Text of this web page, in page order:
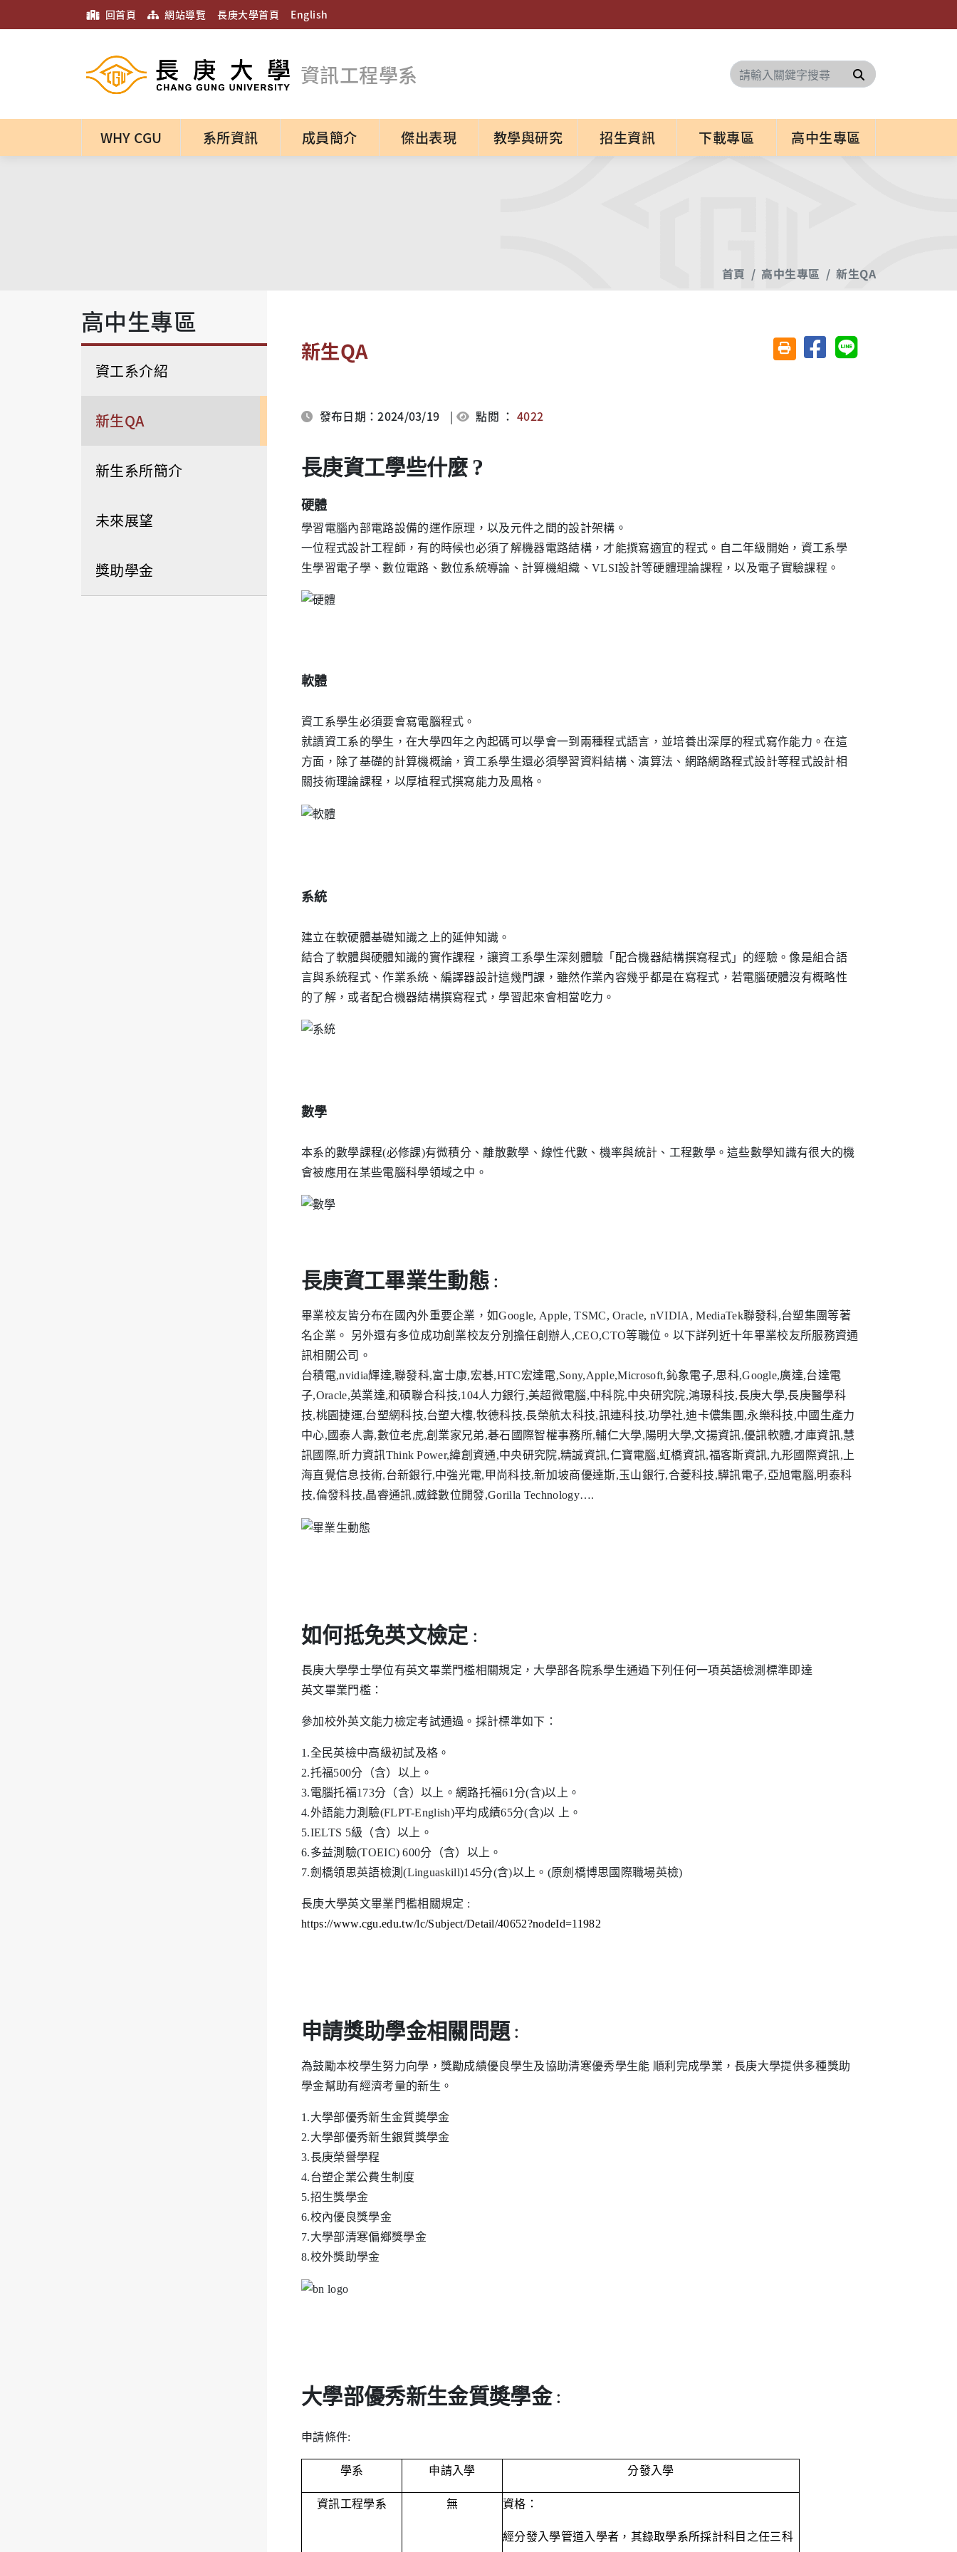
回首頁 網站導覽 長庚大學首頁 English
資訊工程學系 搜尋
WHY CGU 系所資訊 成員簡介 傑出表現 教學與研究 招生資訊 下載專區 高中生專區
首頁 高中生專區 新生QA
高中生專區
資工系介紹
新生QA
新生系所簡介
未來展望
獎助學金
新生QA 友善列印(另開視窗)
分享至臉書分享至 Line
發布日期：2024/03/19 | 點閱 ：4022
長庚資工學些什麼 ?
硬體
學習電腦內部電路設備的運作原理，以及元件之間的設計架構。
一位程式設計工程師，有的時候也必須了解機器電路結構，才能撰寫適宜的程式。自二年級開始，資工系學
生學習電子學、數位電路、數位系統導論、計算機組織、VLSI設計等硬體理論課程，以及電子實驗課程。
軟體
資工系學生必須要會寫電腦程式。
就讀資工系的學生，在大學四年之內起碼可以學會一到兩種程式語言，並培養出深厚的程式寫作能力。在這
方面，除了基礎的計算機概論，資工系學生還必須學習資料結構、演算法、網路網路程式設計等程式設計相
關技術理論課程，以厚植程式撰寫能力及風格。
系統
建立在軟硬體基礎知識之上的延伸知識。
結合了軟體與硬體知識的實作課程，讓資工系學生深刻體驗「配合機器結構撰寫程式」的經驗。像是組合語
言與系統程式、作業系統、編譯器設計這幾門課，雖然作業內容幾乎都是在寫程式，若電腦硬體沒有概略性
的了解，或者配合機器結構撰寫程式，學習起來會相當吃力。
數學
本系的數學課程(必修課)有微積分、離散數學、線性代數、機率與統計、工程數學。這些數學知識有很大的機
會被應用在某些電腦科學領域之中。
長庚資工畢業生動態：
畢業校友皆分布在國內外重要企業，如Google, Apple, TSMC, Oracle, nVIDIA, MediaTek聯發科,台塑集團等著
名企業。 另外還有多位成功創業校友分別擔任創辦人,CEO,CTO等職位。以下詳列近十年畢業校友所服務資通
訊相關公司。
台積電,nvidia輝達,聯發科,富士康,宏碁,HTC宏達電,Sony,Apple,Microsoft,鈊象電子,思科,Google,廣達,台達電
子,Oracle,英業達,和碩聯合科技,104人力銀行,美超微電腦,中科院,中央研究院,鴻璟科技,長庚大學,長庚醫學科
技,桃園捷運,台塑網科技,台塑大樓,牧德科技,長榮航太科技,訊連科技,功學社,迪卡儂集團,永樂科技,中國生產力
中心,國泰人壽,數位老虎,創業家兄弟,碁石國際智權事務所,輔仁大學,陽明大學,文揚資訊,優訊軟體,才庫資訊,慧
訊國際,昕力資訊Think Power,緯創資通,中央研究院,精誠資訊,仁寶電腦,虹橋資訊,福客斯資訊,九形國際資訊,上
海直覺信息技術,台新銀行,中強光電,甲尚科技,新加坡商優達斯,玉山銀行,合菱科技,驊訊電子,亞旭電腦,明泰科
技,倫發科技,晶睿通訊,威鋒數位開發,Gorilla Technology….
如何抵免英文檢定 ：
長庚大學學士學位有英文畢業門檻相關規定，大學部各院系學生通過下列任何一項英語檢測標準即達
英文畢業門檻：
參加校外英文能力檢定考試通過。採計標準如下：
1.全民英檢中高級初試及格。
2.托福500分（含）以上。
3.電腦托福173分（含）以上。網路托福61分(含)以上。
4.外語能力測驗(FLPT-English)平均成績65分(含)以 上。
5.IELTS 5級（含）以上。
6.多益測驗(TOEIC) 600分（含）以上。
7.劍橋領思英語檢測(Linguaskill)145分(含)以上。(原劍橋博思國際職場英檢)
長庚大學英文畢業門檻相關規定 :
https://www.cgu.edu.tw/lc/Subject/Detail/40652?nodeId=11982
申請獎助學金相關問題：
為鼓勵本校學生努力向學，獎勵成績優良學生及協助清寒優秀學生能 順利完成學業，長庚大學提供多種獎助
學金幫助有經濟考量的新生。
1.大學部優秀新生金質奬學金
2.大學部優秀新生銀質獎學金
3.長庚榮譽學程
4.台塑企業公費生制度
5.招生獎學金
6.校內優良獎學金
7.大學部清寒偏鄉獎學金
8.校外獎助學金
大學部優秀新生金質奬學金：
申請條件:
學系 申請入學 分發入學
資訊工程學系 無 資格：
經分發入學管道入學者，其錄取學系所採計科目之任三科